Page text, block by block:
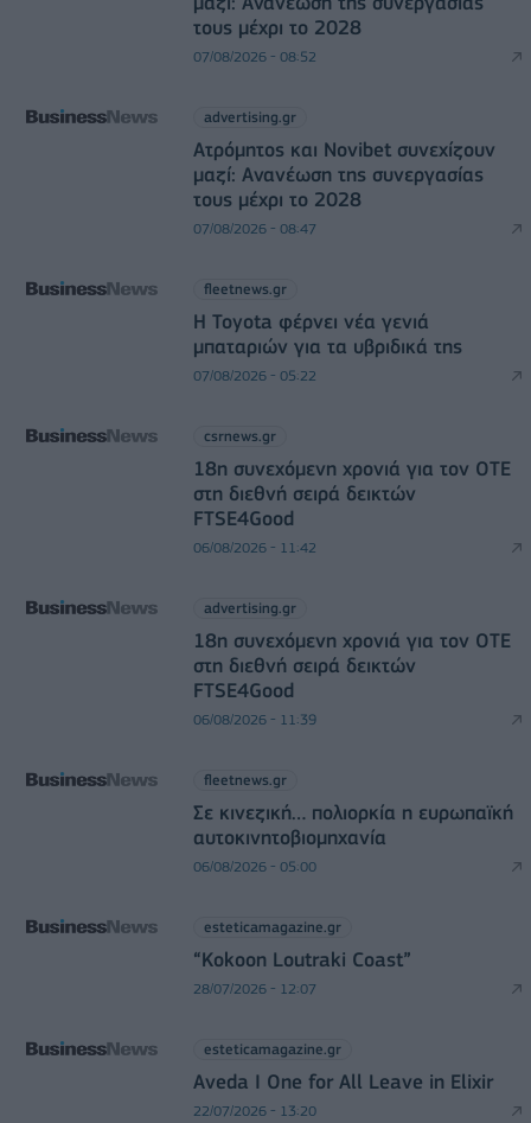
τους μέχρι το 2028
07/08/2026 - 08:52
advertising.gr
Ατρόμητος και Novibet συνεχίζουν
μαζί: Ανανέωση της συνεργασίας
τους μέχρι το 2028
07/08/2026 - 08:47
fleetnews.gr
Η Toyota φέρνει νέα γενιά
μπαταριών για τα υβριδικά της
07/08/2026 - 05:22
csrnews.gr
18η συνεχόμενη χρονιά για τον ΟΤΕ
στη διεθνή σειρά δεικτών
FTSE4Good
06/08/2026 - 11:42
advertising.gr
18η συνεχόμενη χρονιά για τον ΟΤΕ
στη διεθνή σειρά δεικτών
FTSE4Good
06/08/2026 - 11:39
fleetnews.gr
Σε κινεζική… πολιορκία η ευρωπαϊκή
αυτοκινητοβιομηχανία
06/08/2026 - 05:00
esteticamagazine.gr
“Kokoon Loutraki Coast”
28/07/2026 - 12:07
esteticamagazine.gr
Aveda I One for All Leave in Elixir
22/07/2026 - 13:20